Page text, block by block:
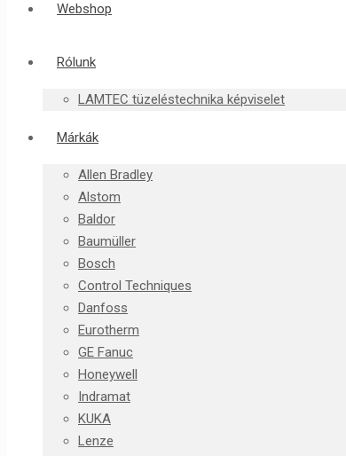
Webshop
Rólunk
LAMTEC tüzeléstechnika képviselet
Márkák
Allen Bradley
Alstom
Baldor
Baumüller
Bosch
Control Techniques
Danfoss
Eurotherm
GE Fanuc
Honeywell
Indramat
KUKA
Lenze